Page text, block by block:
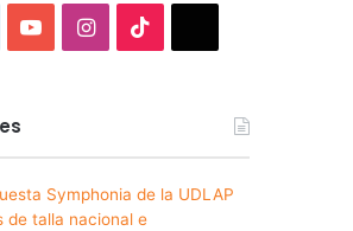
YouTubeInstagram
Symphonia de la UDLAP
de talla nacional e